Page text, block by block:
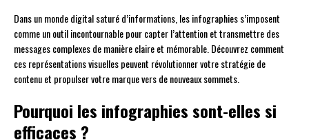
Dans un monde digital saturé d’informations, les infographies s’imposent
comme un outil incontournable pour capter l’attention et transmettre des
messages complexes de manière claire et mémorable. Découvrez comment
ces représentations visuelles peuvent révolutionner votre stratégie de
contenu et propulser votre marque vers de nouveaux sommets.
Pourquoi les infographies sont-elles si
efficaces ?